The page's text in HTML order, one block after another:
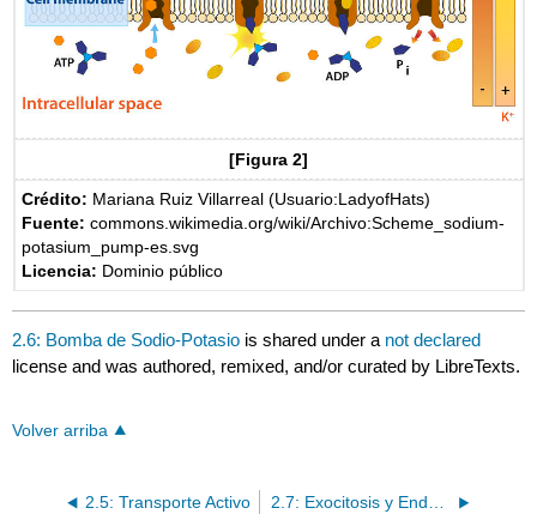
[Figura 2]
Crédito: Mariana Ruiz Villarreal (Usuario:LadyofHats)
Fuente: commons.wikimedia.org/wiki/Archivo:Scheme_sodium-
potasium_pump-es.svg
Licencia: Dominio público
2.6: Bomba de Sodio-Potasio is shared under a not declared
license and was authored, remixed, and/or curated by LibreTexts.
Volver arriba
2.5: Transporte Activo 2.7: Exocitosis y Endocitosis